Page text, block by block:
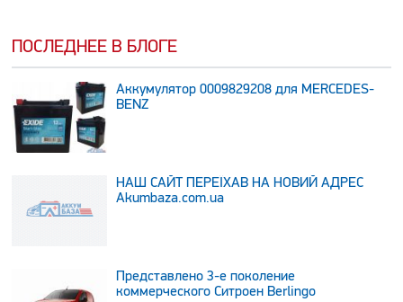
ПОСЛЕДНЕЕ В БЛОГЕ
Аккумулятор 0009829208 для MERCEDES-
BENZ
НАШ САЙТ ПЕРЕЇХАВ НА НОВИЙ АДРЕС
Аkumbaza.com.ua
Представлено 3-е поколение
коммерческого Ситроен Berlingo